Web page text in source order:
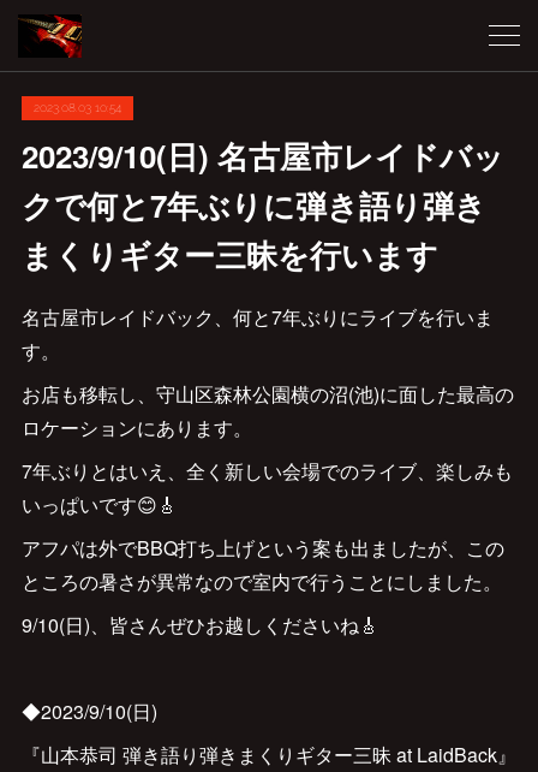
2023.08.03 10:54
2023/9/10(日) 名古屋市レイドバッ
クで何と7年ぶりに弾き語り弾き
まくりギター三昧を行います
名古屋市レイドバック、何と7年ぶりにライブを行いま
す。
お店も移転し、守山区森林公園横の沼(池)に面した最高の
ロケーションにあります。
7年ぶりとはいえ、全く新しい会場でのライブ、楽しみも
いっぱいです😊🎸
アフパは外でBBQ打ち上げという案も出ましたが、この
ところの暑さが異常なので室内で行うことにしました。
9/10(日)、皆さんぜひお越しくださいね🎸
◆2023/9/10(日)
『山本恭司 弾き語り弾きまくりギター三昧 at LaidBack』